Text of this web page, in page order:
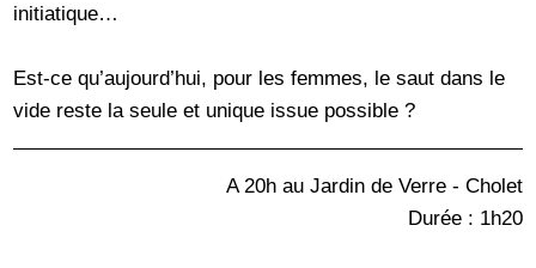
initiatique…
Est-ce qu’aujourd’hui, pour les femmes, le saut dans le
vide reste la seule et unique issue possible ?
A 20h au Jardin de Verre - Cholet
Durée : 1h20